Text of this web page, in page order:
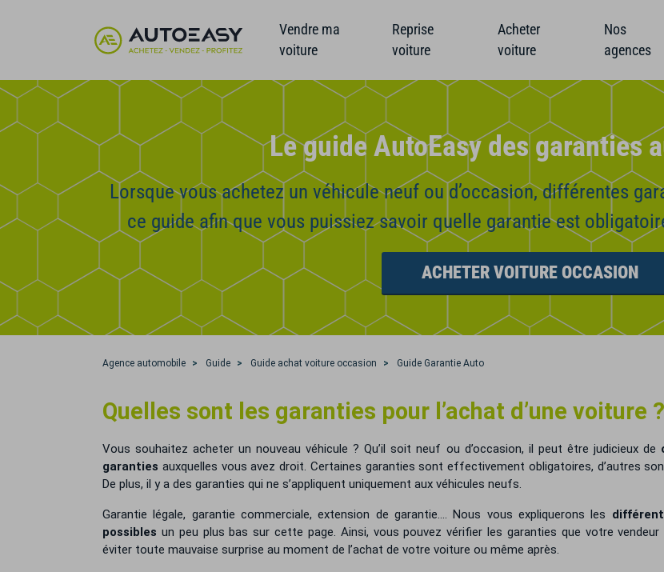
Vendre ma
voiture
Reprise
voiture
Acheter
voiture
Nos
agences
Le guide AutoEasy des garanties
Lorsque vous achetez un véhicule neuf ou d’occasion, différentes
ce guide afin que vous puissiez savoir quelle garantie est
ACHETER VOITURE OCCASION
Agence automobile Guide Guide achat voiture occasion Guide Garantie Auto
Quelles sont les garanties pour l’achat d’une voiture ?
Vous souhaitez acheter un nouveau véhicule ? Qu’il soit neuf ou d’occasion, il peut être judicieux de
garanties auxquelles vous avez droit. Certaines garanties sont effectivement obligatoires, d’autres
De plus, il y a des garanties qui ne s’appliquent uniquement aux véhicules neufs.
Garantie légale, garantie commerciale, extension de garantie…. Nous vous expliquerons les
possibles un peu plus bas sur cette page. Ainsi, vous pouvez vérifier les garanties que votre
éviter toute mauvaise surprise au moment de l’achat de votre voiture ou même après.